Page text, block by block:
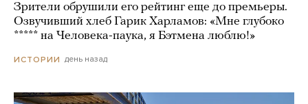
Зрители обрушили его рейтинг еще до премьеры.
Озвучивший хлеб Гарик Харламов: «Мне глубоко
***** на Человека-паука, я Бэтмена люблю!»
ИСТОРИИ день назад